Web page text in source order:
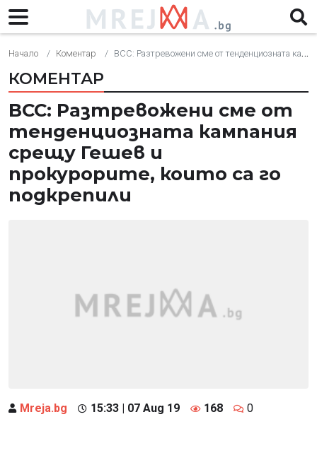
Начало Коментар ВСС: Разтревожени сме от тенденциозната кампания срещу Гешев и прокурорите, които са го подкрепили
КОМЕНТАР
ВСС: Разтревожени сме от
тенденциозната кампания
срещу Гешев и
прокурорите, които са го
подкрепили
Mreja.bg 15:33 | 07 Aug 19 168 0